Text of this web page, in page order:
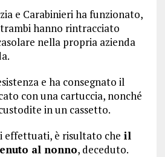
e Carabinieri ha funzionato,
hanno rintracciato
nella propria azienda
e ha consegnato il
con una cartuccia, nonché
in un cassetto.
effettuati, è risultato che il
al nonno, deceduto.